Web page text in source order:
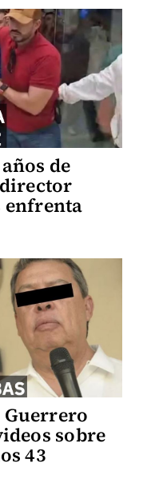
de
enfrenta
Guerrero
sobre
43